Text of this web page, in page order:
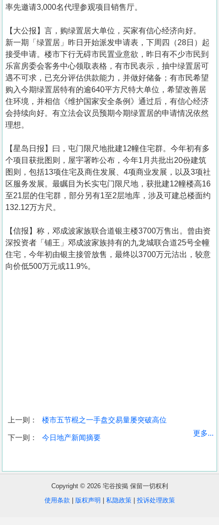
收
盘
率先邀请3,000名代理参观项目销售厅。
【大公报】言，购绿置居大单位，买家有信心经济向好。
新一期「绿置居」昨日开始派发申请表，下周四（28日）起
接受申请。楼市下行无碍市民置业意欲，昨日有不少市民到
乐富房委会客务中心领取表格，有市民表示，抽中绿置居可
遇不可求，已充分评估供款能力，并做好储备；有市民希望
购入今期绿置居特有的逾640平方尺特大单位，希望改善居
住环境，并相信《维护国家安全条例》通过后，有信心经济
会持续向好。有立法会议员预期今期绿置居的申请情况依然
理想。
【星岛日报】曰，屯门限尺地批建12幢住宅群。今年初有多
个项目获批图则，屋宇署昨公布，今年1月共批出20份建筑
图则，包括13项住宅及商住发展、4项商业发展，以及3项社
区服务发展。最瞩目为长实屯门限尺地，获批建12幢楼高16
至21层的住宅群，部分另有1至2层地库，涉及可建总楼面约
132.12万方尺。
【信报】称，邓成波家族联合道银主楼3700万售出。曾由资
深投资者「铺王」邓成波家族持有的九龙城联合道25号全幢
住宅，今年初由银主接管放售，最终以3700万元沽出，较意
向价低500万元或11.9%。
上一则： 楼市五节棍之一手盘交易量屡突破高位
下一则： 今日地产新闻摘要
更多...
Copyright © 2026 宅谷按揭 保留一切权利
使用条款
版权声明 私隐政策| 投诉处理政策